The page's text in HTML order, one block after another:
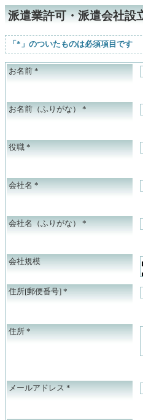
派遣業許可・派遣会社
「*」のついたものは必須項目です
お名前 *
お名前（ふりがな） *
役職 *
会社名 *
会社名（ふりがな） *
会社規模
住所[郵便番号] *
住所 *
メールアドレス *